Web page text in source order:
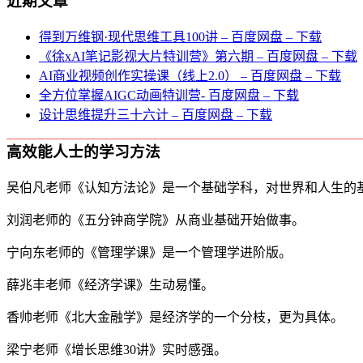
得到万维钢·现代思维⼯具100讲 – 百度网盘 – 下载
《徐xAI笔记影视大片特训营》第六期 – 百度网盘 – 下载
AI商业视频创作实操课（线上2.0） – 百度网盘 – 下载
全方位掌握AIGC动画特训营- 百度网盘 – 下载
设计思维提升三十六计 – 百度网盘 – 下载
高效能人士的学习方法
吴伯凡老师《认知方法论》是一个基础学科，对世界和人生的
刘润老师的《五分钟商学院》从商业基础开始做事。
宁向东老师的《管理学课》是一个管理学进阶版。
薛兆丰老师《经济学课》生动易懂。
香帅老师《北大金融学》是经济学的一个分枝，更为具体。
梁宁老师《增长思维30讲》实时感强。